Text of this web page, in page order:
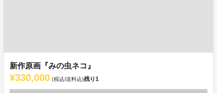
新作原画『みの虫ネコ』
¥330,000 (税込/送料込)残り1